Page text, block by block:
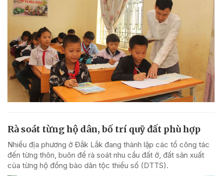
Rà soát từng hộ dân, bố trí quỹ đất phù hợp
Nhiều địa phương ở Đắk Lắk đang thành lập các tổ công tác
đến từng thôn, buôn để rà soát nhu cầu đất ở, đất sản xuất
của từng hộ đồng bào dân tộc thiểu số (DTTS).